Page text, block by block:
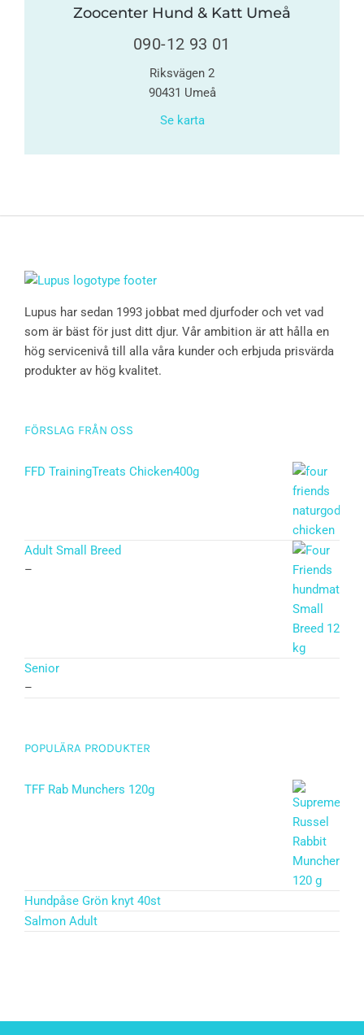
Zoocenter Hund & Katt Umeå
090-12 93 01
Riksvägen 2
90431 Umeå
Se karta
Lupus har sedan 1993 jobbat med djurfoder och vet vad
som är bäst för just ditt djur. Vår ambition är att hålla en
hög servicenivå till alla våra kunder och erbjuda prisvärda
produkter av hög kvalitet.
FÖRSLAG FRÅN OSS
FFD TrainingTreats Chicken400g
Adult Small Breed
–
Senior
–
POPULÄRA PRODUKTER
TFF Rab Munchers 120g
Hundpåse Grön knyt 40st
Salmon Adult